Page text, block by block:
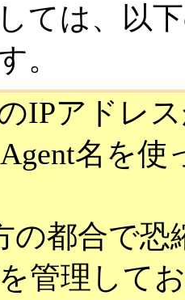
ては、以
。
IPアドレ
Agent名を
の都合で恐
管理して